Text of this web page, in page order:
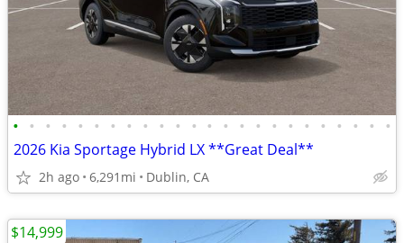
• • • • • • • • • • • • • • • • • • • • • • • •
2026 Kia Sportage Hybrid LX **Great Deal**
2h ago 6,291mi Dublin, CA
$14,999